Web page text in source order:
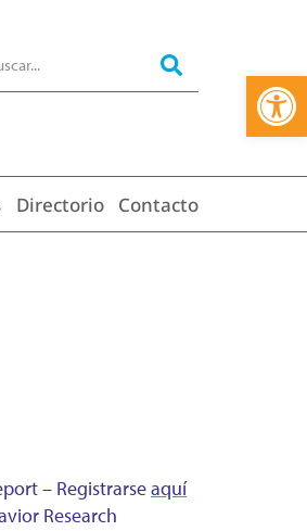
Abrir
Directorio Contacto
– Registrarseaquí
Research